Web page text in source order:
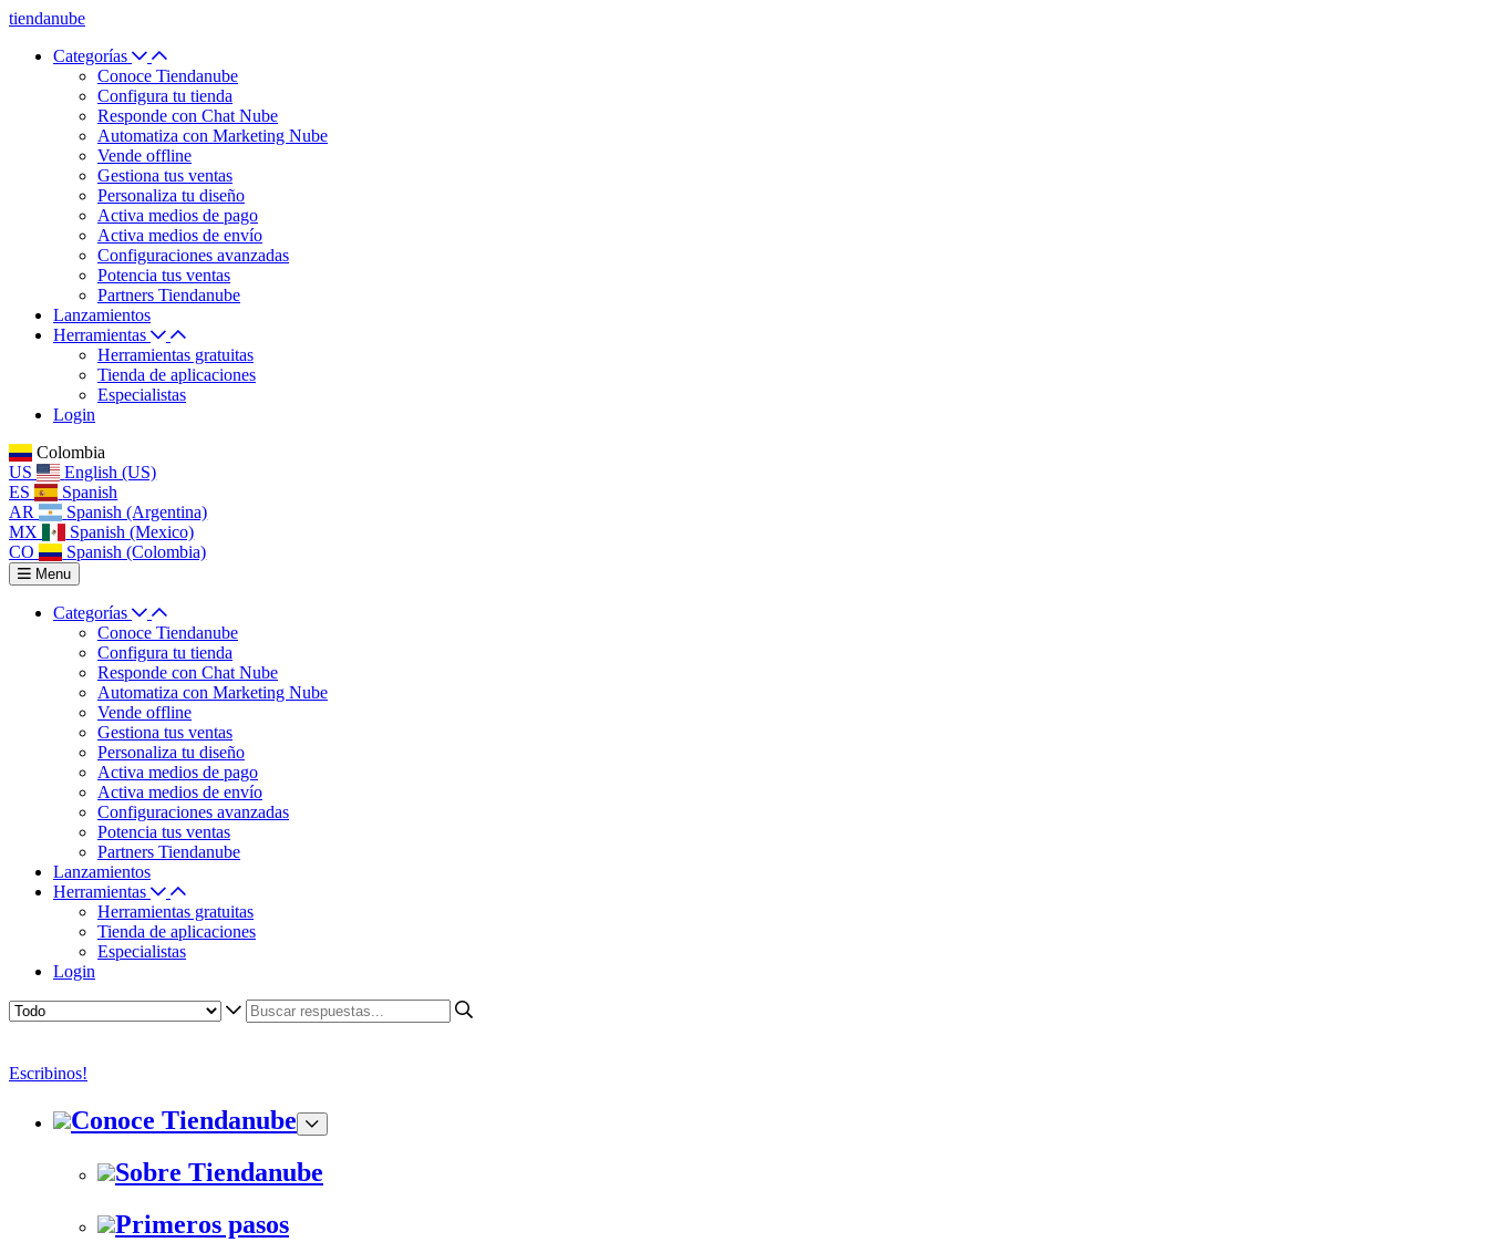
tiendanube
Categorías
Conoce Tiendanube
Configura tu tienda
Responde con Chat Nube
Automatiza con Marketing Nube
Vende offline
Gestiona tus ventas
Personaliza tu diseño
Activa medios de pago
Activa medios de envío
Configuraciones avanzadas
Potencia tus ventas
Partners Tiendanube
Lanzamientos
Herramientas
Herramientas gratuitas
Tienda de aplicaciones
Especialistas
Login
Colombia
US
English (US)
ES
Spanish
AR
Spanish (Argentina)
MX
Spanish (Mexico)
CO
Spanish (Colombia)
Menu
Categorías
Conoce Tiendanube
Configura tu tienda
Responde con Chat Nube
Automatiza con Marketing Nube
Vende offline
Gestiona tus ventas
Personaliza tu diseño
Activa medios de pago
Activa medios de envío
Configuraciones avanzadas
Potencia tus ventas
Partners Tiendanube
Lanzamientos
Herramientas
Herramientas gratuitas
Tienda de aplicaciones
Especialistas
Login
Escribinos!
Conoce Tiendanube
Sobre Tiendanube
Primeros pasos